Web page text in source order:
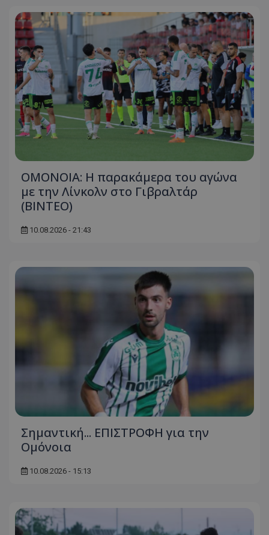
OMONOIA: Η παρακάμερα του αγώνα
με την Λίνκολν στο Γιβραλτάρ
(BINTEO)
10.08.2026 - 21:43
Σημαντική... ΕΠΙΣΤΡΟΦΗ για την
Ομόνοια
10.08.2026 - 15:13